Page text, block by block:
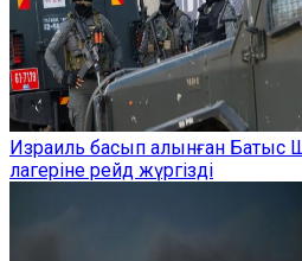
Израиль басып алынған Батыс
лагеріне рейд жүргізді